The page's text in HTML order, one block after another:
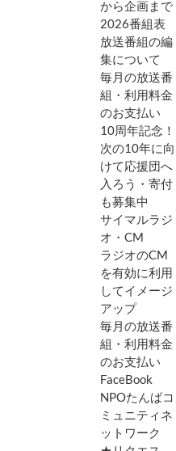
から企画まで
2026番組表
放送番組の編
集について
毎月の放送番
組・利用料金
のお支払い
10周年記念！
次の10年に向
けて応援団へ
入ろう・寄付
も募集中
サイマルラジ
オ・CM
ラジオのCM
を有効に利用
してイメージ
アップ
毎月の放送番
組・利用料金
のお支払い
FaceBook
NPOたんばコ
ミュニティネ
ットワーク